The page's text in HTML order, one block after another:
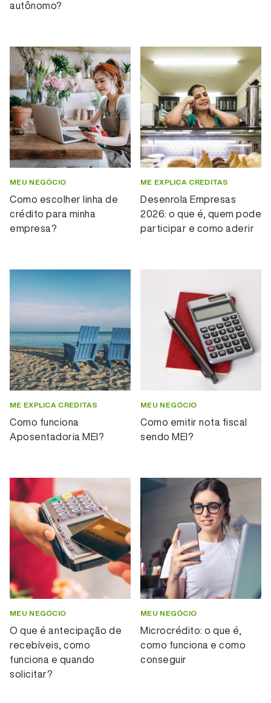
autônomo?
MEU NEGÓCIO
Como escolher linha de
crédito para minha
empresa?
ME EXPLICA CREDITAS
Desenrola Empresas
2026: o que é, quem pode
participar e como aderir
ME EXPLICA CREDITAS
Como funciona
Aposentadoria MEI?
MEU NEGÓCIO
Como emitir nota fiscal
sendo MEI?
MEU NEGÓCIO
O que é antecipação de
recebíveis, como
funciona e quando
solicitar?
MEU NEGÓCIO
Microcrédito: o que é,
como funciona e como
conseguir